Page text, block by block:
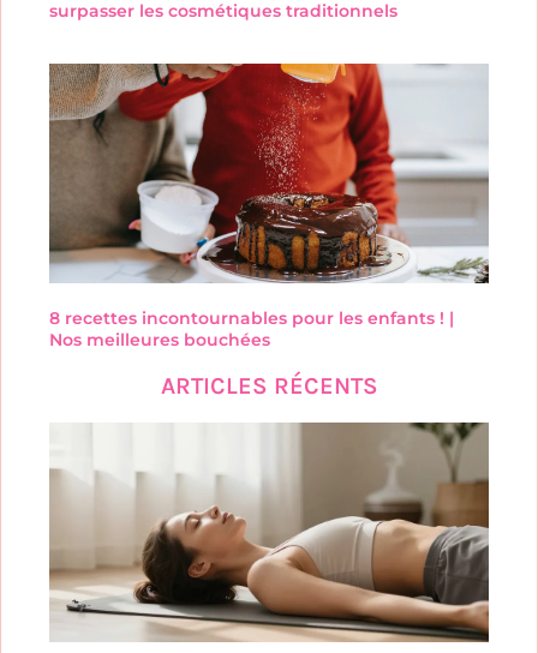
surpasser les cosmétiques traditionnels
8 recettes incontournables pour les enfants ! |
Nos meilleures bouchées
ARTICLES RÉCENTS